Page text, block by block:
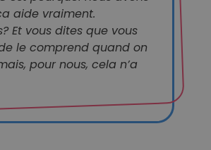
aide vraiment.
Et vous dites que vous
le comprend quand on
pour nous, cela n’a